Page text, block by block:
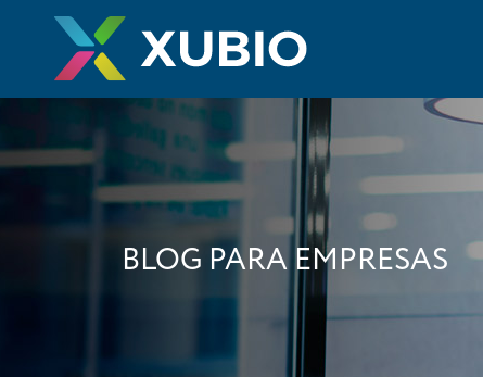
BLOG PARA EMPRESAS